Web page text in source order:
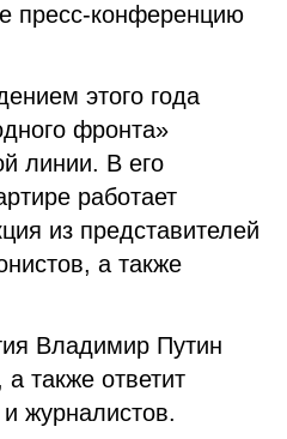
пресс-конференцию
этого года
фронта»
линии. В его
работает
из представителей
а также
Владимир Путин
а также ответит
журналистов.